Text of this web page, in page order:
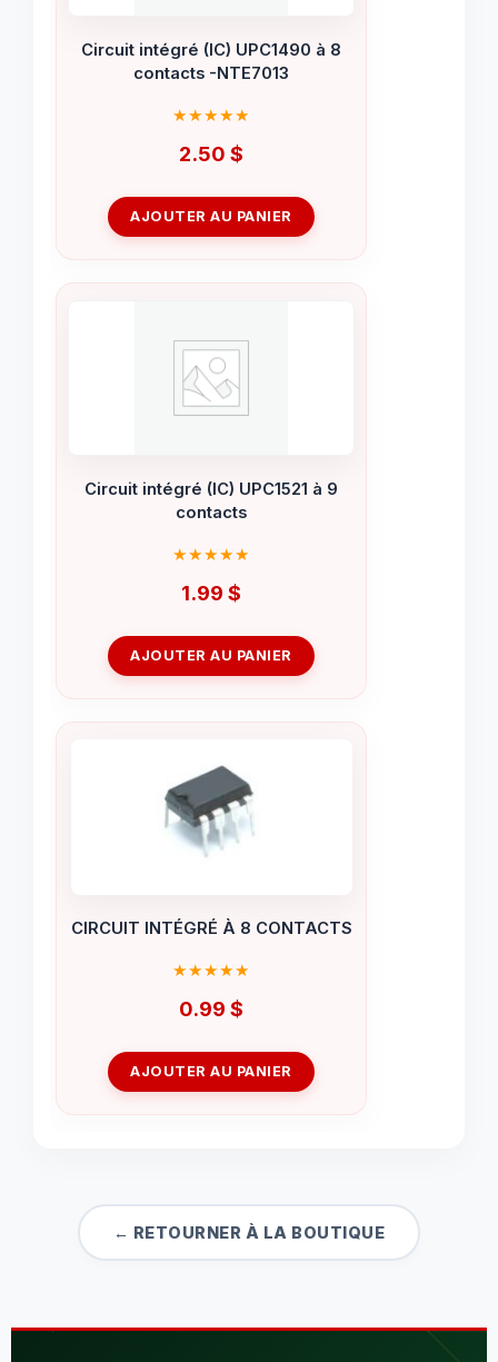
Circuit intégré (IC) UPC1490 à 8
contacts -NTE7013
2.50 $
AJOUTER AU PANIER
Circuit intégré (IC) UPC1521 à 9
contacts
1.99 $
AJOUTER AU PANIER
CIRCUIT INTÉGRÉ À 8 CONTACTS
0.99 $
AJOUTER AU PANIER
← RETOURNER À LA BOUTIQUE